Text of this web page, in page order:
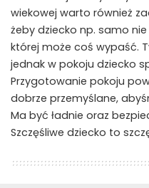
wiekowej warto również
żeby dziecko np. samo
której może coś wypaść.
jednak w pokoju dziecko
Przygotowanie pokoju
dobrze przemyślane,
Ma być ładnie oraz
Szczęśliwe dziecko to